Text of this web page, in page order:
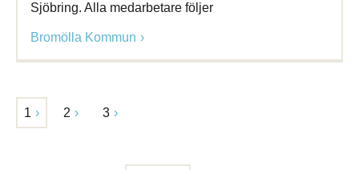
Sjöbring. Alla medarbetare följer
Bromölla Kommun
1 2 3